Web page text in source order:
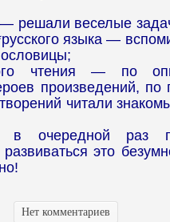
— решали веселые
языка —
чтения — по
произведений, по
читали
в очередной раз
это
Нет комментариев